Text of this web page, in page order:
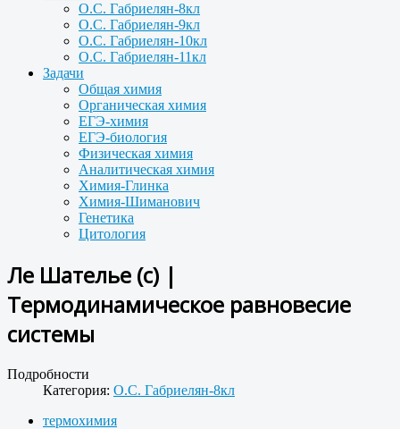
О.С. Габриелян-8кл
О.С. Габриелян-9кл
О.С. Габриелян-10кл
О.С. Габриелян-11кл
Задачи
Общая химия
Органическая химия
ЕГЭ-химия
ЕГЭ-биология
Физическая химия
Аналитическая химия
Химия-Глинка
Химия-Шиманович
Генетика
Цитология
Ле Шателье (с) |
Термодинамическое равновесие
системы
Подробности
Категория: О.С. Габриелян-8кл
термохимия